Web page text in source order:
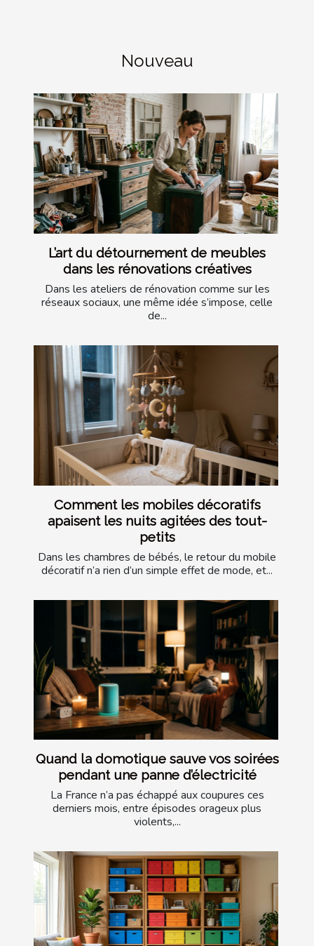
Nouveau
L’art du détournement de meubles
dans les rénovations créatives
Dans les ateliers de rénovation comme sur les
réseaux sociaux, une même idée s’impose, celle
de...
Comment les mobiles décoratifs
apaisent les nuits agitées des tout-
petits
Dans les chambres de bébés, le retour du mobile
décoratif n’a rien d’un simple effet de mode, et...
Quand la domotique sauve vos soirées
pendant une panne d’électricité
La France n’a pas échappé aux coupures ces
derniers mois, entre épisodes orageux plus
violents,...